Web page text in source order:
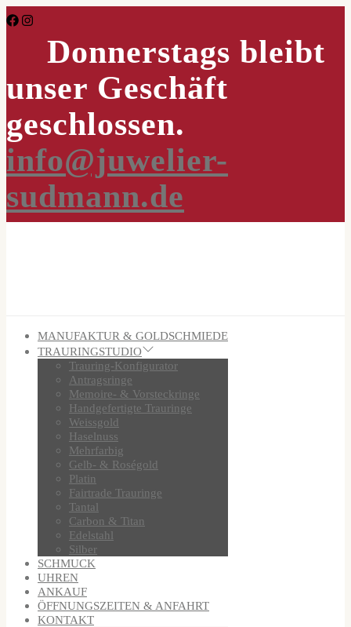
Skip
to
Donnerstags bleibt
unser Geschäft
geschlossen.
info@juwelier-
sudmann.de
MANUFAKTUR & GOLDSCHMIEDE
TRAURINGSTUDIO
Trauring-Konfigurator
Antragsringe
Memoire- & Vorsteckringe
Handgefertigte Trauringe
Weissgold
Haselnuss
Mehrfarbig
Gelb- & Roségold
Platin
Fairtrade Trauringe
Tantal
Carbon & Titan
Edelstahl
Silber
SCHMUCK
UHREN
ANKAUF
ÖFFNUNGSZEITEN & ANFAHRT
KONTAKT